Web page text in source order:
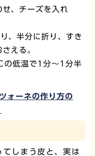
、チーズを入れ
、半分に折り、すき
える。
低温で1分～1分半
ォーネの作り方の
しまう皮と、実は